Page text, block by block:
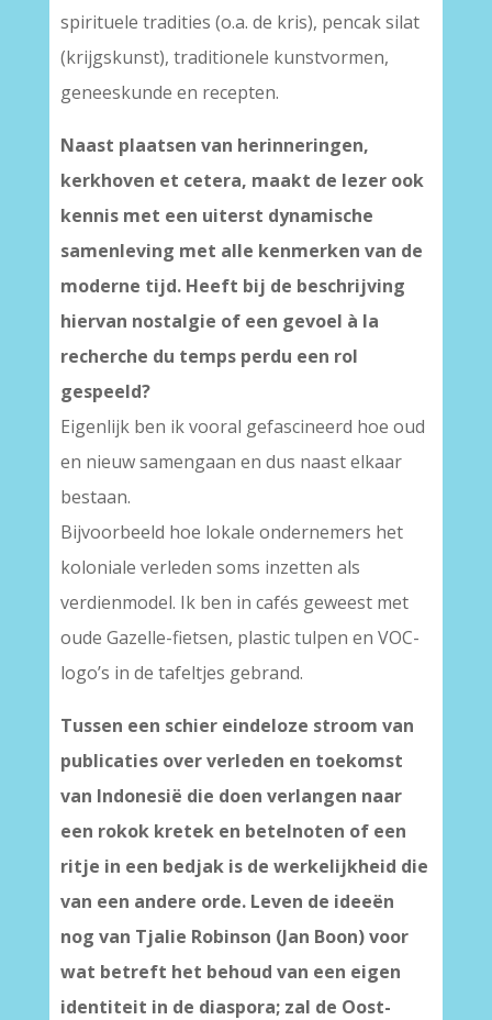
spirituele tradities (o.a. de kris), pencak silat
(krijgskunst), traditionele kunstvormen,
geneeskunde en recepten.
Naast plaatsen van herinneringen,
kerkhoven et cetera, maakt de lezer ook
kennis met een uiterst dynamische
samenleving met alle kenmerken van de
moderne tijd. Heeft bij de beschrijving
hiervan nostalgie of een gevoel à la
recherche du temps perdu een rol
gespeeld?
Eigenlijk ben ik vooral gefascineerd hoe oud
en nieuw samengaan en dus naast elkaar
bestaan.
Bijvoorbeeld hoe lokale ondernemers het
koloniale verleden soms inzetten als
verdienmodel. Ik ben in cafés geweest met
oude Gazelle-fietsen, plastic tulpen en VOC-
logo’s in de tafeltjes gebrand.
Tussen een schier eindeloze stroom van
publicaties over verleden en toekomst
van Indonesië die doen verlangen naar
een rokok kretek en betelnoten of een
ritje in een bedjak is de werkelijkheid die
van een andere orde. Leven de ideeën
nog van Tjalie Robinson (Jan Boon) voor
wat betreft het behoud van een eigen
identiteit in de diaspora; zal de Oost-